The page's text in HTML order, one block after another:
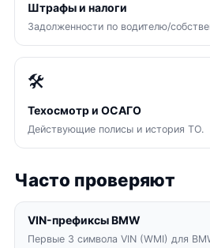
Штрафы и налоги
Задолженности по водителю/
🛠
Техосмотр и ОСАГО
Действующие полисы и история ТО.
Часто проверяют
VIN-префиксы BMW
Первые 3 символа VIN (WMI) для